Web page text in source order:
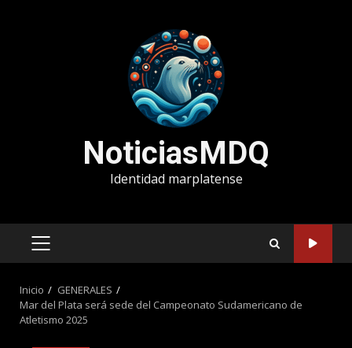
NoticiasMDQ
Identidad marplatense
MENÚ
Inicio
GENERALES
Mar del Plata será sede del Campeonato Sudamericano de
Atletismo 2025